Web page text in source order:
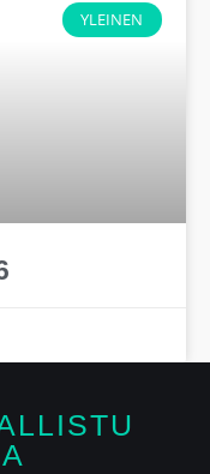
YLEINEN